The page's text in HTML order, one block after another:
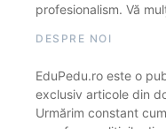
profesionalism. Vă
DESPRE NOI
EduPedu.ro este o
exclusiv articole din
Urmărim constant